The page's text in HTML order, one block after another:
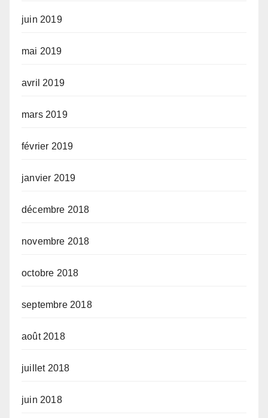
juin 2019
mai 2019
avril 2019
mars 2019
février 2019
janvier 2019
décembre 2018
novembre 2018
octobre 2018
septembre 2018
août 2018
juillet 2018
juin 2018